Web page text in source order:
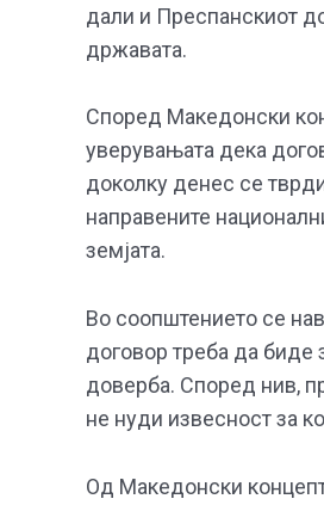
дали и Преспанскиот
државата.
Според Македонски
уверувањата дека
доколку денес се
направените
земјата.
Во соопштението се
договор треба да биде
доверба. Според нив,
не нуди извесност за
Од Македонски